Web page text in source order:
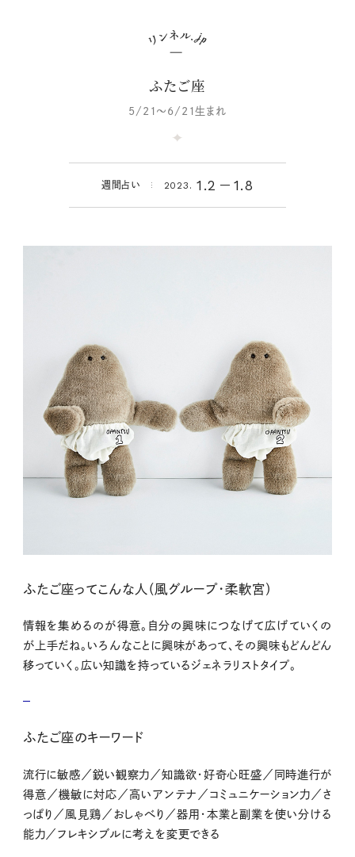
ふたご座
5/21～6/21生まれ
週間占い 2023. 1.2 1.8
ふたご座ってこんな人（風グループ・柔軟宮）
情報を集めるのが得意。自分の興味につなげて広げていくの
が上手だね。いろんなことに興味があって、その興味もどんどん
移っていく。広い知識を持っているジェネラリストタイプ。
ふたご座のキーワード
流行に敏感／鋭い観察力／知識欲・好奇心旺盛／同時進行が
得意／機敏に対応／高いアンテナ／コミュニケーション力／さ
っぱり／風見鶏／おしゃべり／器用・本業と副業を使い分ける
能力／フレキシブルに考えを変更できる